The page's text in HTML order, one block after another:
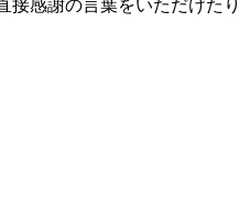
感謝の言葉をいただけた